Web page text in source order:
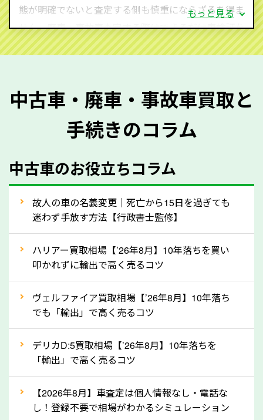
態が明確でないと査定する側も慎重にならざるを得ま
せん。廃車・事故車査定する際はできるだけ車検証を
ご準備ください。車検証があることで車両状態や年式
質問させていただく内容は以下の通りとなります。
メーカー／車種
型式／グレード
走行距離（例：約〇万キロ）
車検の満了日
内装や外装の状態
定を行い高価買取価格をつけやすくなります。
ってきます！
自動車税の還付金は、先に年払いしていた自動車税が
月割りで返還されるものです。ですから、自動車税の
還付金は早めに売却するほど多く還付されます。不要
な車は早めに廃車手続きをしたほうが良いでしょう。
③自動車税の還付金の扱いについて確認し
もっと見る
中古車・廃車・事故車買取と
手続きのコラム
中古車のお役立ちコラム
故人の車の名義変更｜死亡から15日を過ぎても
迷わず手放す方法【行政書士監修】
ハリアー買取相場【’26年8月】10年落ちを買い
叩かれずに輸出で高く売るコツ
ヴェルファイア買取相場【’26年8月】10年落ち
でも「輸出」で高く売るコツ
デリカD:5買取相場【’26年8月】10年落ちを
「輸出」で高く売るコツ
【2026年8月】車査定は個人情報なし・電話な
し！登録不要で相場がわかるシミュレーション